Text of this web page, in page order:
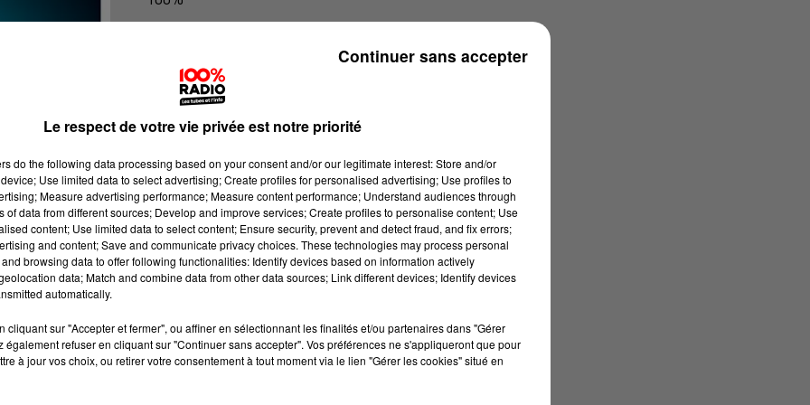
Le respect de votre vie privée est notre priorité
do the following data processing based on your consent and/or our legitimate interest: Store and/or
Use limited data to select advertising; Create profiles for personalised advertising; Use profiles to
Measure advertising performance; Measure content performance; Understand audiences through
of data from different sources; Develop and improve services; Create profiles to personalise content; Use
content; Use limited data to select content; Ensure security, prevent and detect fraud, and fix errors;
and content; Save and communicate privacy choices. These technologies may process personal
browsing data to offer following functionalities: Identify devices based on information actively
data; Match and combine data from other data sources; Link different devices; Identify devices
automatically.
cliquant sur "Accepter et fermer", ou affiner en sélectionnant les finalités et/ou partenaires dans "Gérer
également refuser en cliquant sur "Continuer sans accepter". Vos préférences ne s'appliqueront que pour
à jour vos choix, ou retirer votre consentement à tout moment via le lien "Gérer les cookies" situé en
Continuer sans accepter